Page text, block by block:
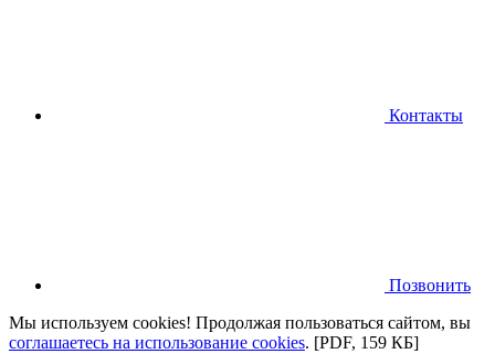
Контакты
Позвонить
Мы используем cookies! Продолжая пользоваться сайтом, вы
соглашаетесь на использование cookies. [PDF, 159 КБ]